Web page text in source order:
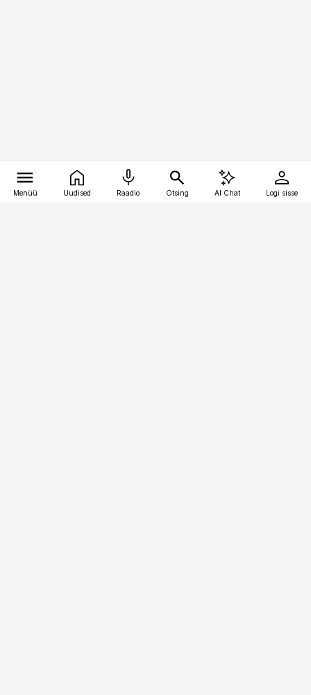
Menüü Uudised Raadio Otsing AI Chat Logi sisse